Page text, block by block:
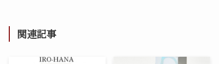
関連記事